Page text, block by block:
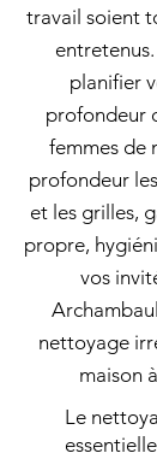
travail soient
planifier
profondeur
femmes de
profondeur
et les grilles,
propre,
vos
nettoyage
maison
Le